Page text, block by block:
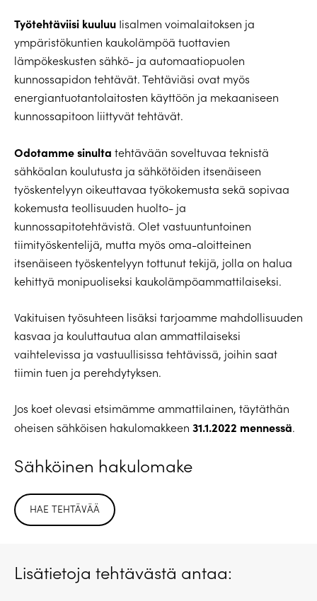
Työtehtäviisi kuuluu Iisalmen voimalaitoksen ja
ympäristökuntien kaukolämpöä tuottavien
lämpökeskusten sähkö- ja automaatiopuolen
kunnossapidon tehtävät. Tehtäviäsi ovat myös
energiantuotantolaitosten käyttöön ja mekaaniseen
kunnossapitoon liittyvät tehtävät.
Odotamme sinulta tehtävään soveltuvaa teknistä
sähköalan koulutusta ja sähkötöiden itsenäiseen
työskentelyyn oikeuttavaa työkokemusta sekä sopivaa
kokemusta teollisuuden huolto- ja
kunnossapitotehtävistä. Olet vastuuntuntoinen
tiimityöskentelijä, mutta myös oma-aloitteinen
itsenäiseen työskentelyyn tottunut tekijä, jolla on halua
kehittyä monipuoliseksi kaukolämpöammattilaiseksi.
Vakituisen työsuhteen lisäksi tarjoamme mahdollisuuden
kasvaa ja kouluttautua alan ammattilaiseksi
vaihtelevissa ja vastuullisissa tehtävissä, joihin saat
tiimin tuen ja perehdytyksen.
Jos koet olevasi etsimämme ammattilainen, täytäthän
oheisen sähköisen hakulomakkeen 31.1.2022 mennessä.
Sähköinen hakulomake
HAE TEHTÄVÄÄ
Lisätietoja tehtävästä antaa: